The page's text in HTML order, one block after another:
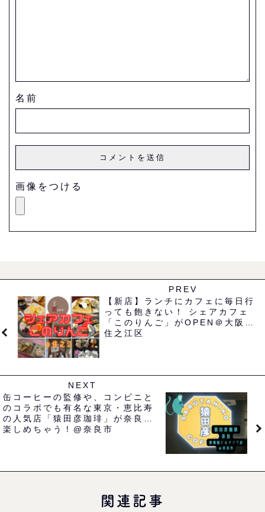
名前
画像をつける
NEXT
缶コーヒーの監修や、コンビニと
のコラボでも有名な東京・恵比寿
の人気店「猿田彦珈琲」が奈良で
楽しめちゃう！@奈良市
PREV
【新店】ランチにカフェに毎日行
っても飽きない！ シェアカフェ
「このりんご」がOPEN＠大阪市
住之江区
関連記事